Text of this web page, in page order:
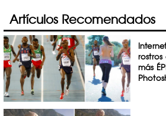
Artículos Recomendados
más